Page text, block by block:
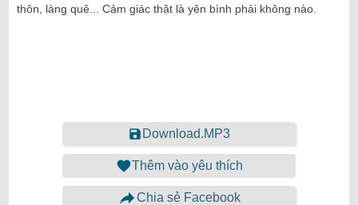
thôn, làng quê... Cảm giác thật là yên bình phải không nào.
Download.MP3
Thêm vào yêu thích
Chia sẻ Facebook